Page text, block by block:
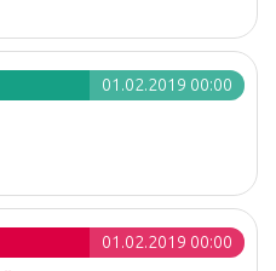
01.02.2019 00:00
01.02.2019 00:00